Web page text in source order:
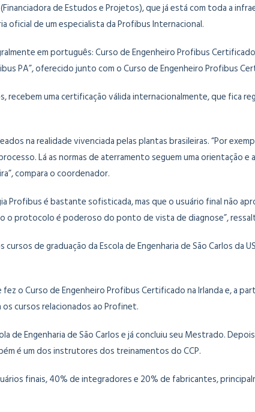
de Estudos e Projetos), que já está com toda a
de um especialista da Profibus Internacional.
em português: Curso de Engenheiro Profibus
PA”, oferecido junto com o Curso de Engenheiro Profibus
uma certificação válida internacionalmente, que fica
na realidade vivenciada pelas plantas brasileiras. “Por
Lá as normas de aterramento seguem uma orientação e
compara o coordenador.
Profibus é bastante sofisticada, mas que o usuário final não
o protocolo é poderoso do ponto de vista de diagnose”,
de graduação da Escola de Engenharia de São Carlos da
o Curso de Engenheiro Profibus Certificado na Irlanda e, a
cursos relacionados ao Profinet.
de Engenharia de São Carlos e já concluiu seu Mestrado.
é um dos instrutores dos treinamentos do CCP.
finais, 40% de integradores e 20% de fabricantes,